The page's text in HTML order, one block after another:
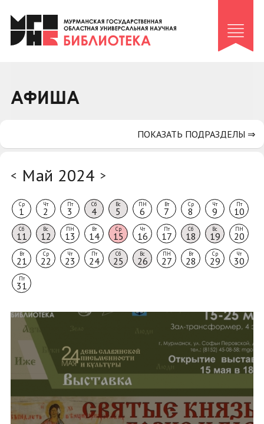
Клуб «Гиря и сельдерей»
Клуб «Семейный архив»
Коллегам
АФИША
< Май 2024 >
Ср
1
Чт
2
Пт
3
Сб
4
Вс
5
ПН
6
Вт
7
Ср
8
Чт
9
Пт
10
Сб
11
Вс
12
ПН
13
Вт
14
Ср
15
Чт
16
Пт
17
Сб
18
Вс
19
ПН
20
Вт
21
Ср
22
Чт
23
Пт
24
Сб
25
Вс
26
ПН
27
Вт
28
Ср
29
Чт
30
Пт
31
ПОКАЗАТЬ ПОДРАЗДЕЛЫ ⇒